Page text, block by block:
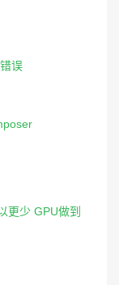
误
更少 GPU做到